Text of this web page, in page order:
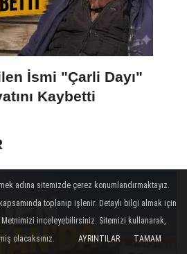
İsmi "Çarli Dayı"
Kaybetti
adına sitemizde çerez konumlandırmaktayız.
toplanıp işlenir. Detaylı bilgi almak için
Metnimizi inceleyebilirsiniz. Sitemizi kullanarak,
olacaksınız.
AYRINTILAR TAMAM